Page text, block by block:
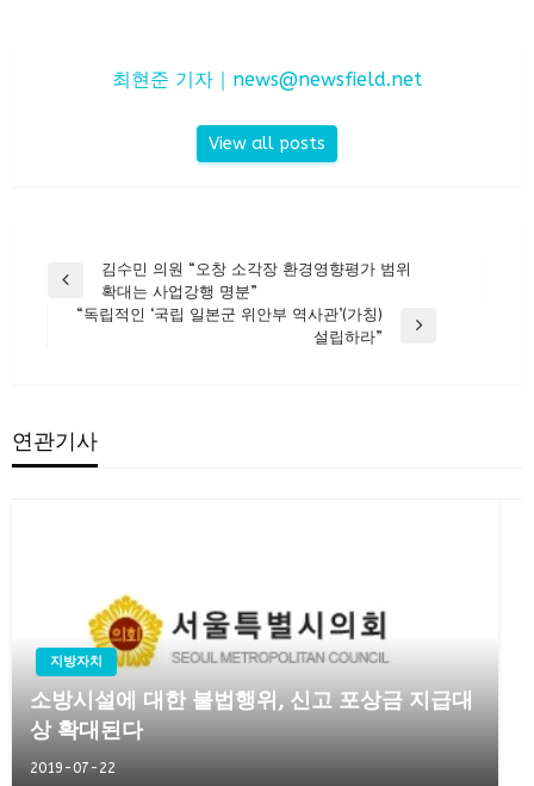
최현준 기자｜ news@newsfield.net
View all posts
글
Previous
Post
김수민 의원 “오창 소각장 환경영향평가 범위
확대는 사업강행 명분”
“독립적인 ‘국립 일본군 위안부 역사관’(가칭)
설립하라”
연관기사
지방자치
소방시설에 대한 불법행위, 신고 포상금 지급대
상 확대된다
2019-07-22